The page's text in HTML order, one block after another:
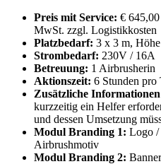
Preis mit Service: €
MwSt. zzgl. Logistikkosten
Platzbedarf: 3 x 3 m,
Strombedarf: 230V / 16A
Betreuung: 1 Airbrusherin
Aktionszeit: 6 Stunden pro
Zusätzliche
kurzzeitig ein Helfer
und dessen Umsetzung
Modul Branding 1: Logo /
Airbrushmotiv
Modul Branding 2: